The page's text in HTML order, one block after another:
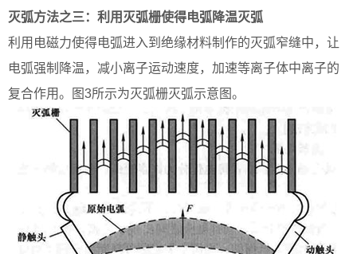
灭弧方法之三：利用灭弧栅使得电弧降温灭弧
利用电磁力使得电弧进入到绝缘材料制作的灭弧窄缝中，让
电弧强制降温，减小离子运动速度，加速等离子体中离子的
复合作用。图3所示为灭弧栅灭弧示意图。